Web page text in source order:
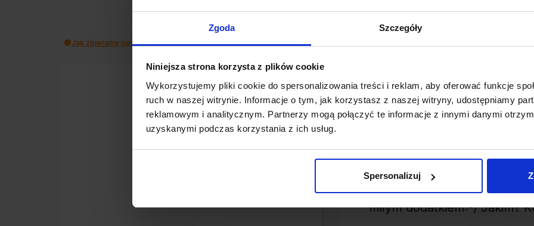
Zgoda Szczegóły
Niniejsza strona korzysta z plików cookie
Wykorzystujemy pliki cookie do spersonalizowania treści i reklam, aby oferować funkcje
ruch w naszej witrynie. Informacje o tym, jak korzystasz z naszej witryny, udostępniamy
reklamowym i analitycznym. Partnerzy mogą połączyć te informacje z innymi danymi
uzyskanymi podczas korzystania z ich usług.
Spersonalizuj
Jak zbieramy opinie?
Kamil
zweryfikowano
Tomasz
zweryfikowano
przyjemność -
Błyskawiczne nadanie,
bardzo starannie
miłym dodatkiem:-) Jakim?